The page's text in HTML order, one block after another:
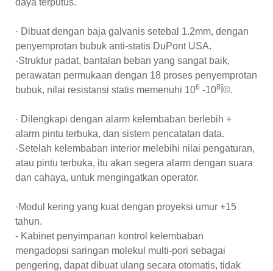
· Dibuat dengan baja galvanis setebal 1.2mm, dengan
penyemprotan bubuk anti-statis DuPont USA.
-Struktur padat, bantalan beban yang sangat baik,
perawatan permukaan dengan 18 proses penyemprotan
bubuk, nilai resistansi statis memenuhi 106 -108 Î©.
· Dilengkapi dengan alarm kelembaban berlebih +
alarm pintu terbuka, dan sistem pencatatan data.
-Setelah kelembaban interior melebihi nilai pengaturan,
atau pintu terbuka, itu akan segera alarm dengan suara
dan cahaya, untuk mengingatkan operator.
·Modul kering yang kuat dengan proyeksi umur +15
tahun.
- Kabinet penyimpanan kontrol kelembaban
mengadopsi saringan molekul multi-pori sebagai
pengering, dapat dibuat ulang secara otomatis, tidak